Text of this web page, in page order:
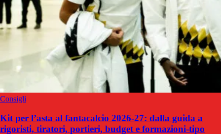
Consigli
Kit per l’asta al fantacalcio 2026-27: dalla guida a
rigoristi, tiratori, portieri, budget e formazioni-tipo